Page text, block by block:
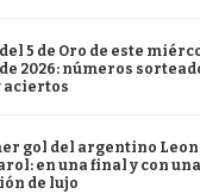
5 de Oro de este
2026: números
aciertos
gol del argentino
en una final y con una
de lujo